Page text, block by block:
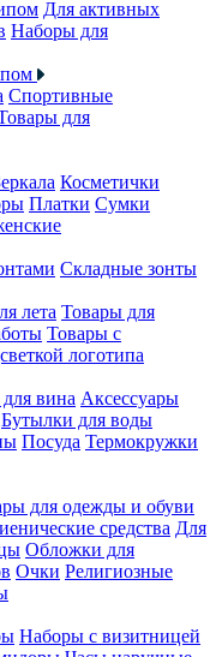
Для активных
Наборы для
Спортивные
для
Косметички
Платки Сумки
Складные зонты
лета Товары для
Товары с
логотипа
вина Аксессуары
Бутылки для воды
Посуда Термокружки
для одежды и обуви
средства Для
Обложки для
Очки Религиозные
Наборы с визитницей